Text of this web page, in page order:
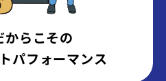
からこその
パフォーマンス